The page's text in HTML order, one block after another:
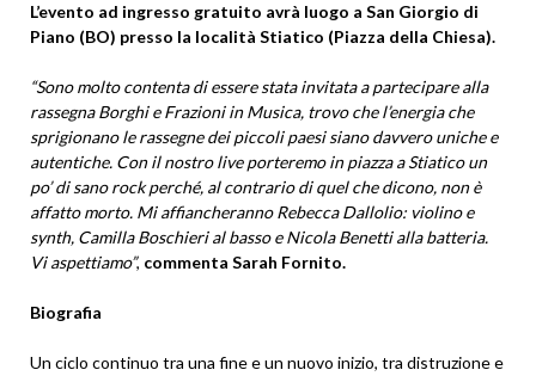
L’evento ad ingresso gratuito avrà luogo a San Giorgio di
Piano (BO) presso la località Stiatico (Piazza della Chiesa).
“Sono molto contenta di essere stata invitata a partecipare alla
rassegna Borghi e Frazioni in Musica, trovo che l’energia che
sprigionano le rassegne dei piccoli paesi siano davvero uniche e
autentiche. Con il nostro live porteremo in piazza a Stiatico un
po’ di sano rock perché, al contrario di quel che dicono, non è
affatto morto. Mi affiancheranno Rebecca Dallolio: violino e
synth, Camilla Boschieri al basso e Nicola Benetti alla batteria.
Vi aspettiamo”, commenta Sarah Fornito.
Biografia
Un ciclo continuo tra una fine e un nuovo inizio, tra distruzione e